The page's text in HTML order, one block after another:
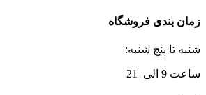
زمان بندی فروشگاه
شنبه تا پنج شنبه:
ساعت 9 الی 21